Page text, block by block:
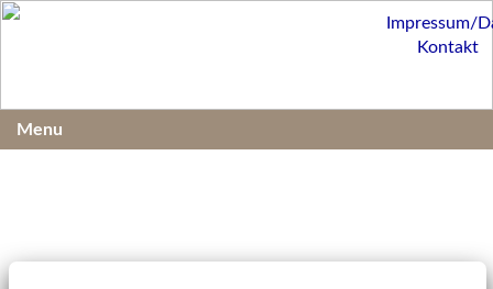
Impressum/
Kontakt
Menu